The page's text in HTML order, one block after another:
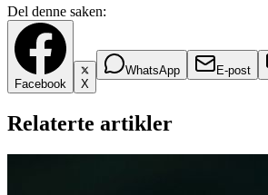
Del denne saken:
Facebook X
WhatsApp E-post
Relaterte artikler